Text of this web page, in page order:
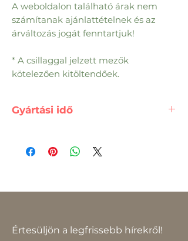
A weboldalon található árak nem
számítanak ajánlattételnek és az
árváltozás jogát fenntartjuk!
* A csillaggal jelzett mezők
kötelezően kitöltendőek.
Gyártási idő
Értesüljön a legfrissebb hírekről!